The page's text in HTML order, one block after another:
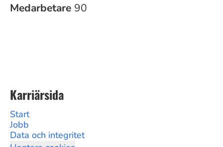
Medarbetare 90
Karriärsida
Start
Jobb
Data och integritet